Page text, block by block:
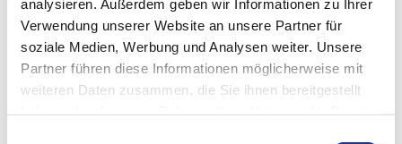
analysieren. Außerdem geben wir Informationen zu Ihrer
Verwendung unserer Website an unsere Partner für
soziale Medien, Werbung und Analysen weiter. Unsere
Partner führen diese Informationen möglicherweise mit
weiteren Daten zusammen, die Sie ihnen bereitgestellt
Schwenkgetriebe
Durch einfaches Drehen der Kurbel kann der
Neigungswinkel der Markise dem jeweiligen Sonnenstand
angepasst werden